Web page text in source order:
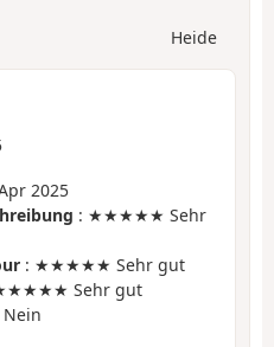
Heide
2025
: ★★★★★ Sehr
: ★★★★★ Sehr gut
Sehr gut
Nein